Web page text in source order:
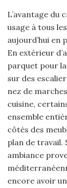
L’avantage du
usage à tous
aujourd’hui en
En extérieur
parquet pour
sur des
nez de
cuisine,
ensemble
côtés des
plan de travail.
ambiance
encore avoir